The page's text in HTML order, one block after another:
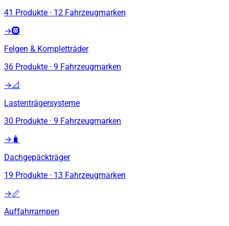
41 Produkte · 12 Fahrzeugmarken
→🛞
Felgen & Kompletträder
36 Produkte · 9 Fahrzeugmarken
→📐
Lastenträgersysteme
30 Produkte · 9 Fahrzeugmarken
→ 🧳
Dachgepäckträger
19 Produkte · 13 Fahrzeugmarken
→📏
Auffahrrampen